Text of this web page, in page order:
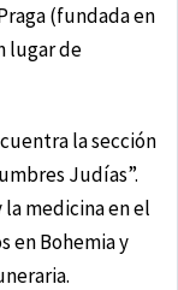
(fundada en
lugar de
la sección
Judías”.
medicina en el
en Bohemia y